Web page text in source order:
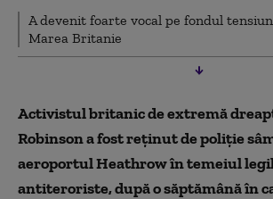
A devenit foarte vocal pe fondul
Marea Britanie
Activistul britanic de extremă
Robinson a fost reținut de poliție
aeroportul Heathrow în temeiul
antiteroriste, după o săptămână în